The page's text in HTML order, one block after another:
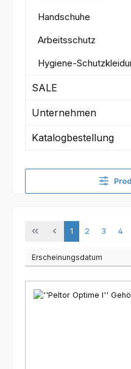
Handschuhe
Arbeitsschutz
Hygiene-
SALE
Unternehmen
Katalogbestellung
Seite
1 Seite
2 Seite
3 4